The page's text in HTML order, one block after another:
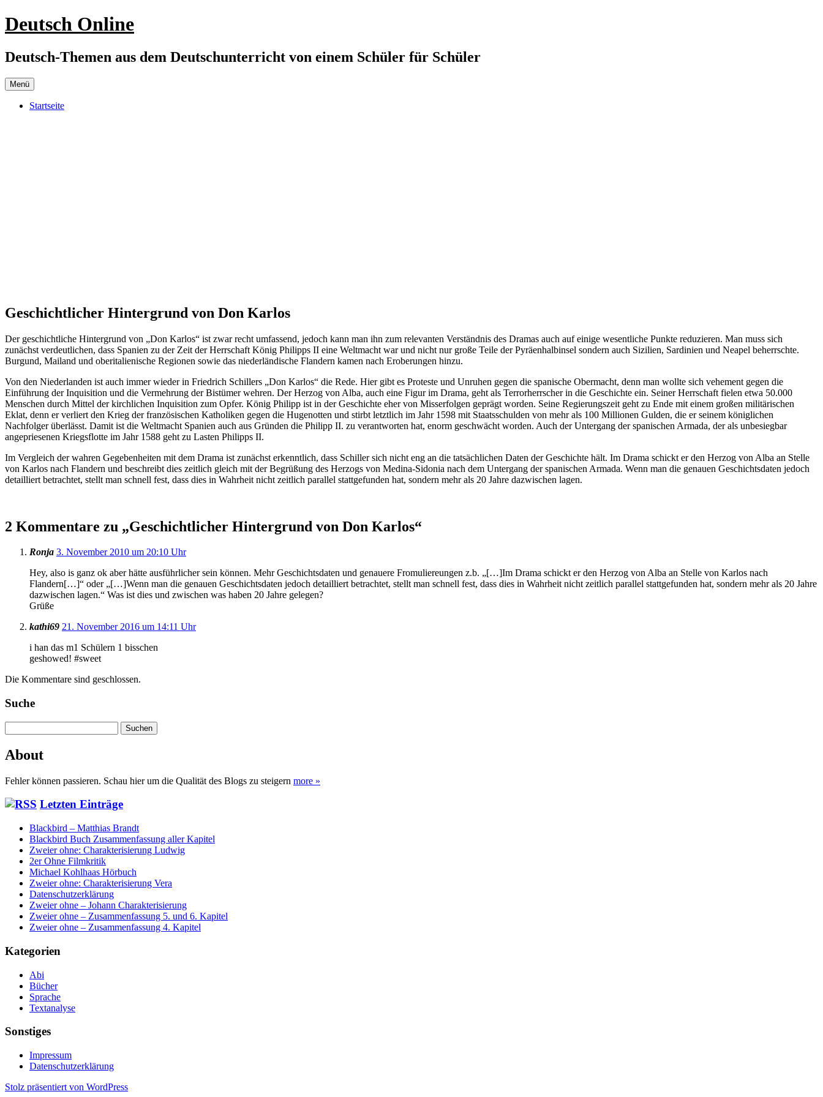
Zum
Inhalt
Deutsch Online
Deutsch-Themen aus dem Deutschunterricht von einem Schüler für Schüler
Menü
Startseite
Geschichtlicher Hintergrund von Don Karlos
Der geschichtliche Hintergrund von „Don Karlos“ ist zwar recht umfassend, jedoch kann man ihn zum relevanten Verständnis des Dramas auch auf einige wesentliche Punkte reduzieren. Man muss sich
zunächst verdeutlichen, dass Spanien zu der Zeit der Herrschaft König Philipps II eine Weltmacht war und nicht nur große Teile der Pyräenhalbinsel sondern auch Sizilien, Sardinien und Neapel beherrschte.
Burgund, Mailand und oberitalienische Regionen sowie das niederländische Flandern kamen nach Eroberungen hinzu.
Von den Niederlanden ist auch immer wieder in Friedrich Schillers „Don Karlos“ die Rede. Hier gibt es Proteste und Unruhen gegen die spanische Obermacht, denn man wollte sich vehement gegen die
Einführung der Inquisition und die Vermehrung der Bistümer wehren. Der Herzog von Alba, auch eine Figur im Drama, geht als Terrorherrscher in die Geschichte ein. Seiner Herrschaft fielen etwa 50.000
Menschen durch Mittel der kirchlichen Inquisition zum Opfer. König Philipp ist in der Geschichte eher von Misserfolgen geprägt worden. Seine Regierungszeit geht zu Ende mit einem großen militärischen
Eklat, denn er verliert den Krieg der französischen Katholiken gegen die Hugenotten und stirbt letztlich im Jahr 1598 mit Staatsschulden von mehr als 100 Millionen Gulden, die er seinem königlichen
Nachfolger überlässt. Damit ist die Weltmacht Spanien auch aus Gründen die Philipp II. zu verantworten hat, enorm geschwächt worden. Auch der Untergang der spanischen Armada, der als unbesiegbar
angepriesenen Kriegsflotte im Jahr 1588 geht zu Lasten Philipps II.
Im Vergleich der wahren Gegebenheiten mit dem Drama ist zunächst erkenntlich, dass Schiller sich nicht eng an die tatsächlichen Daten der Geschichte hält. Im Drama schickt er den Herzog von Alba an Stelle
von Karlos nach Flandern und beschreibt dies zeitlich gleich mit der Begrüßung des Herzogs von Medina-Sidonia nach dem Untergang der spanischen Armada. Wenn man die genauen Geschichtsdaten jedoch
detailliert betrachtet, stellt man schnell fest, dass dies in Wahrheit nicht zeitlich parallel stattgefunden hat, sondern mehr als 20 Jahre dazwischen lagen.
2 Kommentare zu „Geschichtlicher Hintergrund von Don Karlos“
Ronja 3. November 2010 um 20:10 Uhr
Hey, also is ganz ok aber hätte ausführlicher sein können. Mehr Geschichtsdaten und genauere Fromuliereungen z.b. „[…]Im Drama schickt er den Herzog von Alba an Stelle von Karlos nach
Flandern[…]“ oder „[…]Wenn man die genauen Geschichtsdaten jedoch detailliert betrachtet, stellt man schnell fest, dass dies in Wahrheit nicht zeitlich parallel stattgefunden hat, sondern mehr als 20 Jahre
dazwischen lagen.“ Was ist dies und zwischen was haben 20 Jahre gelegen?
Grüße
kathi69 21. November 2016 um 14:11 Uhr
i han das m1 Schülern 1 bisschen
geshowed! #sweet
Die Kommentare sind geschlossen.
Suche
nach:
About
Fehler können passieren. Schau hier um die Qualität des Blogs zu steigern more »
Letzten Einträge
Blackbird – Matthias Brandt
Blackbird Buch Zusammenfassung aller Kapitel
Zweier ohne: Charakterisierung Ludwig
2er Ohne Filmkritik
Michael Kohlhaas Hörbuch
Zweier ohne: Charakterisierung Vera
Datenschutzerklärung
Zweier ohne – Johann Charakterisierung
Zweier ohne – Zusammenfassung 5. und 6. Kapitel
Zweier ohne – Zusammenfassung 4. Kapitel
Kategorien
Abi
Bücher
Sprache
Textanalyse
Sonstiges
Impressum
Datenschutzerklärung
Stolz präsentiert von WordPress